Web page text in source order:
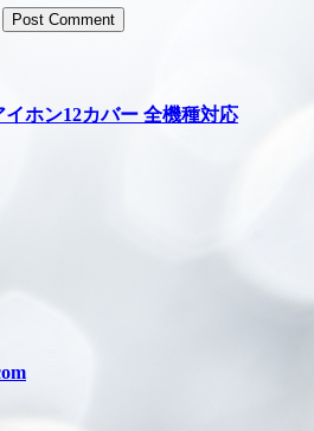
Post Comment
イホン12カバー 全機種対応